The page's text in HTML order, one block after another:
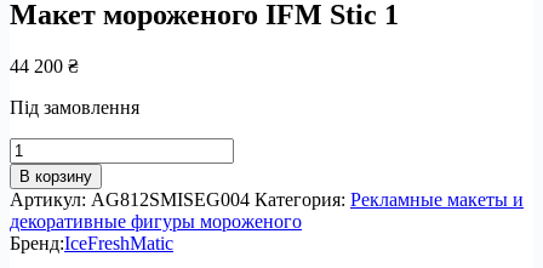
Макет мороженого IFM Stic 1
44 200 ₴
Під замовлення
Количество
товара
Макет
мороженого
IFM
Stic
В корзину
Артикул: AG812SMISEG004 Категория: Рекламные макеты и
декоративные фигуры мороженого
Бренд:IceFreshMatic